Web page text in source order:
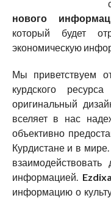
нового
который будет
экономическую
Мы приветствуем
курдского
оригинальный
вселяет в нас
объективно
Курдистане и в
информацией.
информацию о